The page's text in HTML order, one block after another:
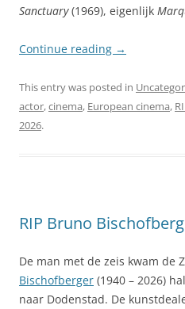
Sanctuary(1969), eigenlijk
Continue reading →
This entry was posted in
actor,cinema, European cinema,
2026.
RIP Bruno
De man met de zeis kwam de
Bischofberger (1940 – 2026)
naar Dodenstad. De